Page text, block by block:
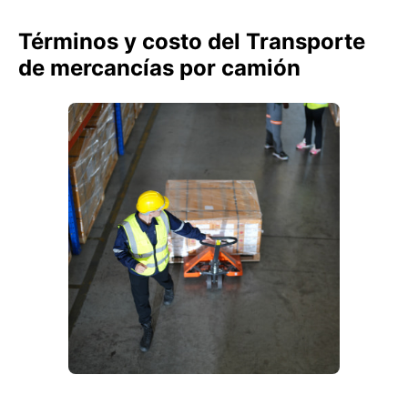
Términos y costo del Transporte
de mercancías por camión